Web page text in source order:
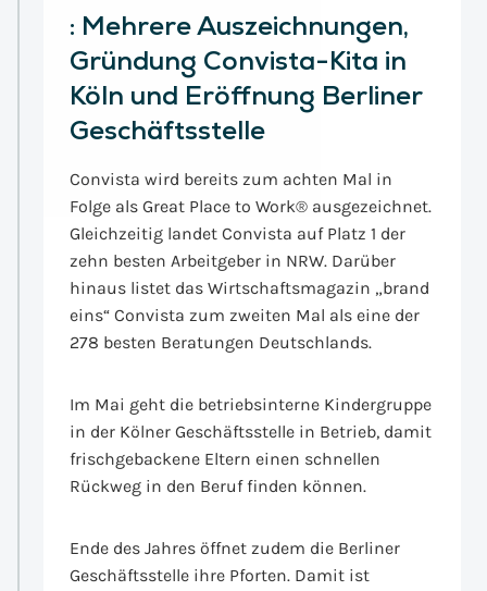
: Mehrere Auszeichnungen,
Gründung Convista-Kita in
Köln und Eröffnung Berliner
Geschäftsstelle
Convista wird bereits zum achten Mal in
Folge als Great Place to Work® ausgezeichnet.
Gleichzeitig landet Convista auf Platz 1 der
zehn besten Arbeitgeber in NRW. Darüber
hinaus listet das Wirtschaftsmagazin „brand
eins“ Convista zum zweiten Mal als eine der
278 besten Beratungen Deutschlands.
Im Mai geht die betriebsinterne Kindergruppe
in der Kölner Geschäftsstelle in Betrieb, damit
frischgebackene Eltern einen schnellen
Rückweg in den Beruf finden können.
Ende des Jahres öffnet zudem die Berliner
Geschäftsstelle ihre Pforten. Damit ist